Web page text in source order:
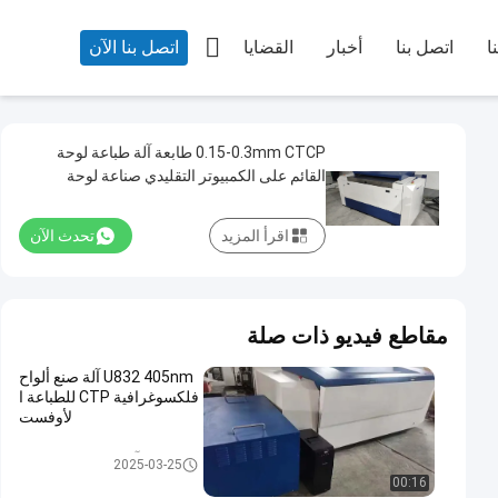
اتصل بنا أخبار القضايا اتصل بنا الآن 
0.15-0.3mm CTCP طابعة آلة طباعة لوحة
القائم على الكمبيوتر التقليدي صناعة لوحة
تحدث الآن اقرأ المزيد
مقاطع فيديو ذات صلة
00:16
U832 405nm آلة صنع ألواح
فلكسوغرافية CTP للطباعة ا
لأوفست
آلة طباعة لوحة CTCP2025-03-25